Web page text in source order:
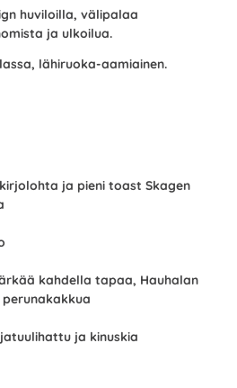
huviloilla, välipalaa
ja ulkoilua.
lähiruoka-aamiainen.
ja pieni toast Skagen
kahdella tapaa, Hauhalan
ja kinuskia